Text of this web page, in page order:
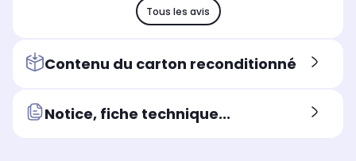
Tous les avis
Contenu du carton reconditionné
Notice, fiche technique...